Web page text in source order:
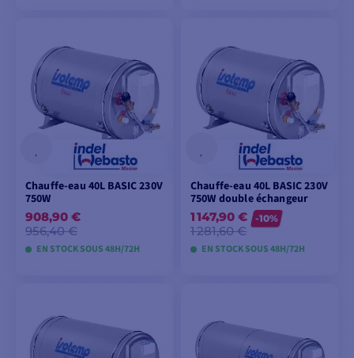
PANIER
PANIER
Chauffe-eau 40L BASIC 230V
750W
908,90 €
956,40 €
EN STOCK SOUS 48H/72H
PANIER
Chauffe-eau 40L BASIC 230V
750W double échangeur
1 147,90 €
1 281,60 €
-10%
EN STOCK SOUS 48H/72H